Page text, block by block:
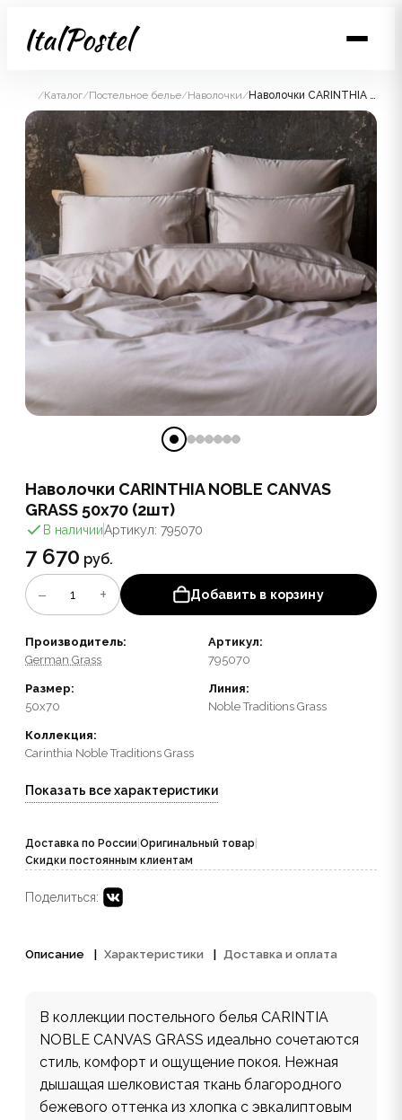
/Каталог/Постельное белье/Наволочки/ Наволочки CARINTHIA NOBLE CANVAS GRASS 50х70 (2шт)
Наволочки CARINTHIA NOBLE CANVAS
GRASS 50х70 (2шт)
В наличииАртикул: 795070
7 670 руб.
− 1 + Добавить в корзину
Производитель:
German Grass
Артикул:
795070
Размер:
50x70
Линия:
Noble Traditions Grass
Коллекция:
Carinthia Noble Traditions Grass
Показать все характеристики
Доставка по России Оригинальный товар
Скидки постоянным клиентам
Поделиться:
Описание Характеристики Доставка и оплата
В коллекции постельного белья CARINTIA
NOBLE CANVAS GRASS идеально сочетаются
стиль, комфорт и ощущение покоя. Нежная
дышащая шелковистая ткань благородного
бежевого оттенка из хлопка с эвкалиптовым